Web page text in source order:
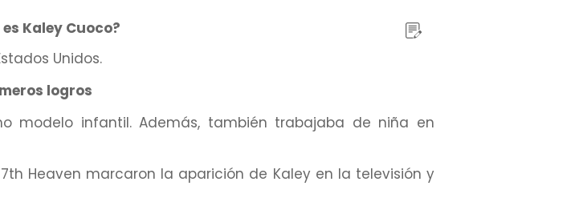
es Kaley Cuoco?
Unidos.
logros
modelo infantil. Además, también trabajaba de niña en
Heaven marcaron la aparición de Kaley en la televisión y